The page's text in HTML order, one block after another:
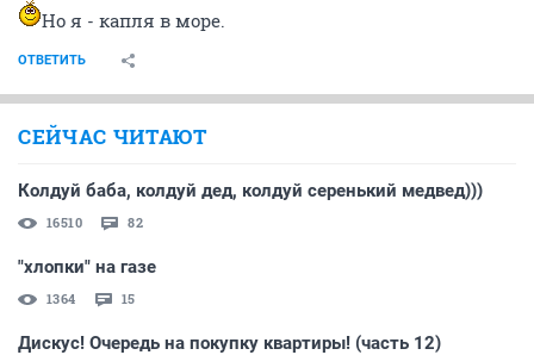
Но я - капля в море.
ОТВЕТИТЬ
СЕЙЧАС ЧИТАЮТ
Колдуй баба, колдуй дед, колдуй серенький медвед)))
16510 82
"хлопки" на газе
1364 15
Дискус! Очередь на покупку квартиры! (часть 12)